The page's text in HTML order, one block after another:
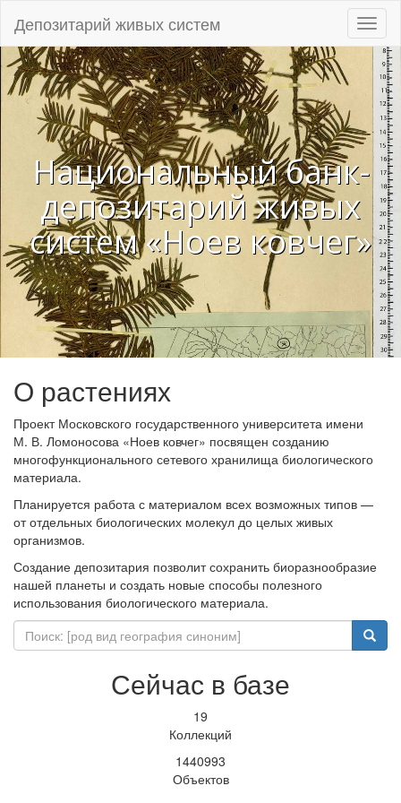
Депозитарий живых систем
Национальный банк-
депозитарий живых
систем «Ноев ковчег»
О растениях
Проект Московского государственного университета имени
М. В. Ломоносова «Ноев ковчег» посвящен созданию
многофункционального сетевого хранилища биологического
материала.
Планируется работа с материалом всех возможных типов —
от отдельных биологических молекул до целых живых
организмов.
Создание депозитария позволит сохранить биоразнообразие
нашей планеты и создать новые способы полезного
использования биологического материала.
Сейчас в базе
19
Коллекций
1440993
Объектов